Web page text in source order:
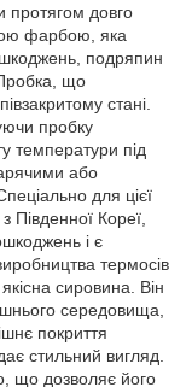
протягом довго
фарбою, яка
подряпин
що
стані.
пробку
температури під
або
для цієї
Південної Кореї,
і є
термосів
сировина. Він
середовища,
покриття
стильний вигляд.
що дозволяє його